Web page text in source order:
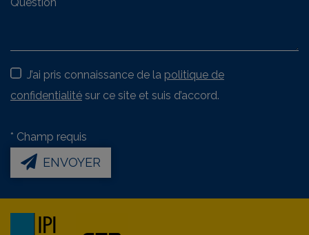
J’ai pris connaissance de la politique de
confidentialité sur ce site et suis d’accord.
* Champ requis
ENVOYER